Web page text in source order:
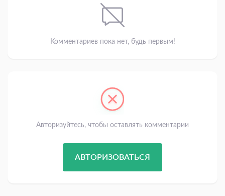
Комментариев пока нет, будь первым!
Авторизуйтесь, чтобы оставлять комментарии
АВТОРИЗОВАТЬСЯ